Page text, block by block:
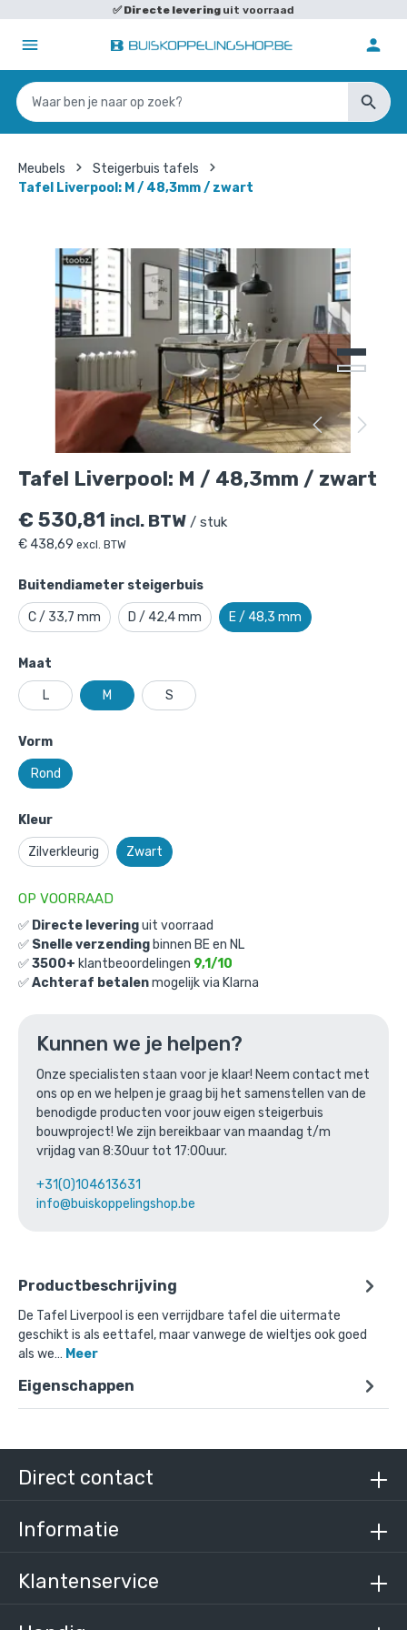
✅Directe levering uit voorraad
Meubels
Steigerbuis tafels
Tafel Liverpool: M / 48,3mm / zwart
Tafel Liverpool: M / 48,3mm / zwart
€ 530,81 incl. BTW / stuk
€ 438,69 excl. BTW
Buitendiameter steigerbuis
C / 33,7 mm D / 42,4 mm E / 48,3 mm
Maat
L M S
Vorm
Rond
Kleur
Zilverkleurig Zwart
OP VOORRAAD
✅ Directe leveringuit voorraad
✅ Snelle verzending binnen BE en NL
✅3500+ klantbeoordelingen 9,1/10
✅Achteraf betalenmogelijk via Klarna
Kunnen we je helpen?
Onze specialisten staan voor je klaar! Neem contact met
ons op en we helpen je graag bij het samenstellen van de
benodigde producten voor jouw eigen steigerbuis
bouwproject! We zijn bereikbaar van maandag t/m
vrijdag van 8:30uur tot 17:00uur.
+31(0)104613631
info@buiskoppelingshop.be
Productbeschrijving
De Tafel Liverpool is een verrijdbare tafel die uitermate
geschikt is als eettafel, maar vanwege de wieltjes ook goed
als we… Meer
Eigenschappen
Tafel Liverpool: M / 48,3mm / zwart
toegevoegd aan je winkelmandje
Tafel Liverpool: M / 48,3mm / zwart
€ 530,81 incl. BTW / stuk
438,69 excl. BTW
Ga naar winkelmandje
Direct contact
Informatie
Klantenservice